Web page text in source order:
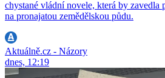
chystané vládní novele, která by zavedla
na pronajatou zemědělskou půdu.
Aktuálně.cz - Názory
dnes, 12:19